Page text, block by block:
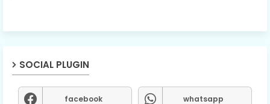
SOCIAL PLUGIN
facebook whatsapp